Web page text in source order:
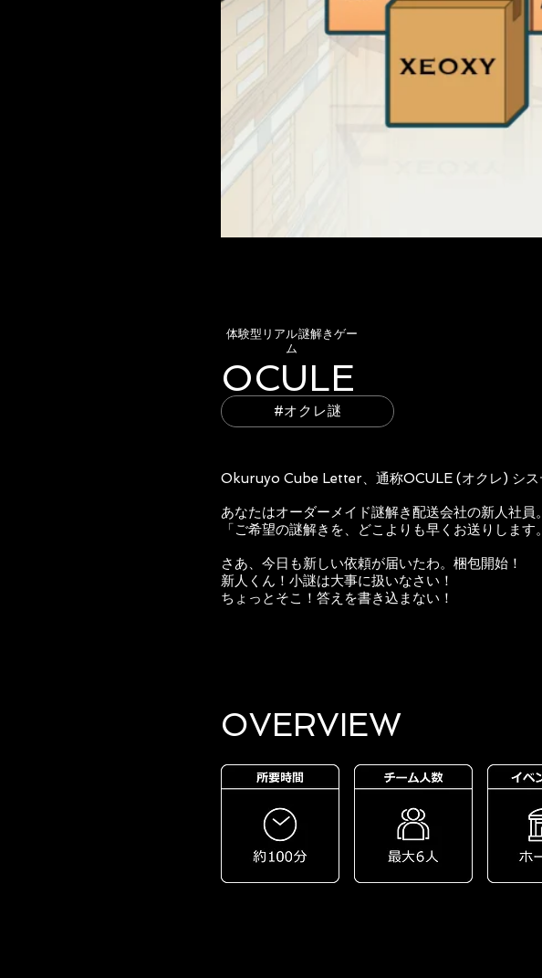
​体験型リアル謎解きゲー
ム
​OCULE
Okuruyo Cube Letter、通称OCULE (オクレ) シス
あなたはオーダーメイド謎解き配送会社の新人社員。
「ご希望の謎解きを、どこよりも早くお送りしま
さあ、今日も新しい依頼が届いたわ。梱包開始！
新人くん！小謎は大事に扱いなさい！
ちょっとそこ！答えを書き込まない！
#オクレ謎
OVERVIEW​